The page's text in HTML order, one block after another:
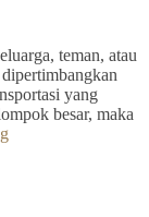
teman, atau
yang
besar, maka